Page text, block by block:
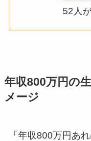
52人
年収800万円の
メージ
「年収800万円あ